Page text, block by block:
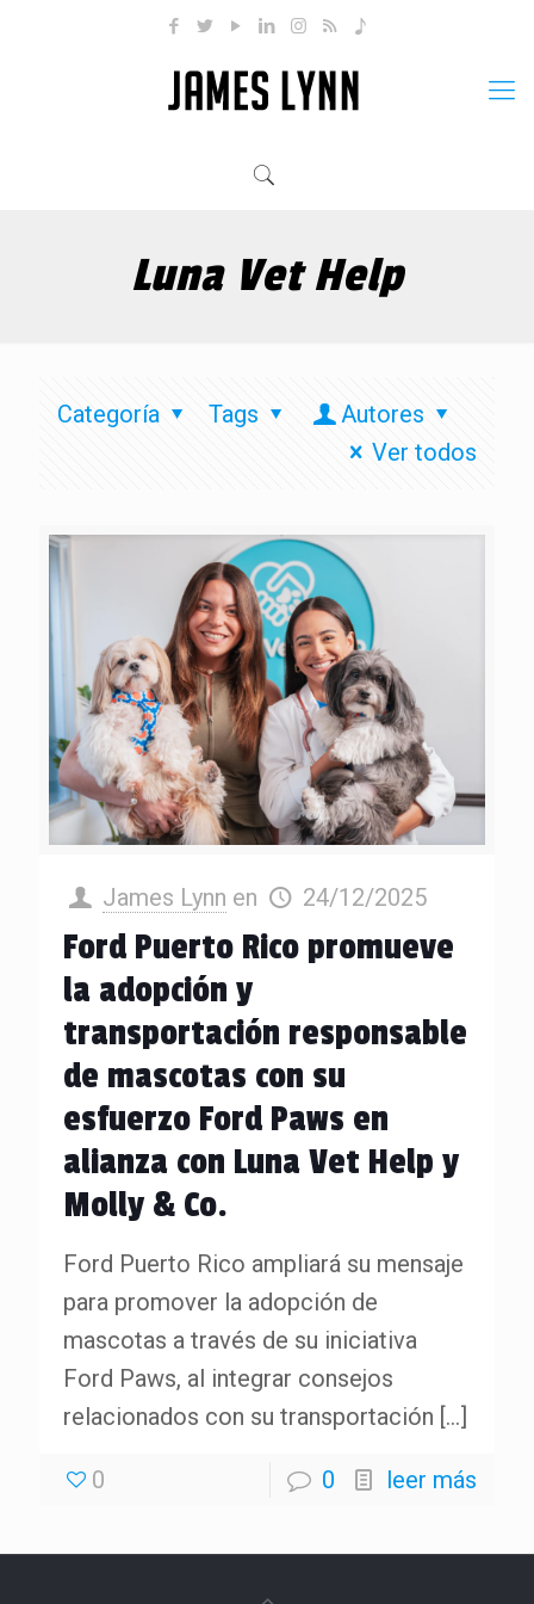
Luna Vet Help
Categoría Tags
Autores
Ver todos
James Lynn en 24/12/2025
Ford Puerto Rico promueve
la adopción y
transportación responsable
de mascotas con su
esfuerzo Ford Paws en
alianza con Luna Vet Help y
Molly & Co.
Ford Puerto Rico ampliará su mensaje
para promover la adopción de
mascotas a través de su iniciativa
Ford Paws, al integrar consejos
relacionados con su transportación […]
0 0 leer más